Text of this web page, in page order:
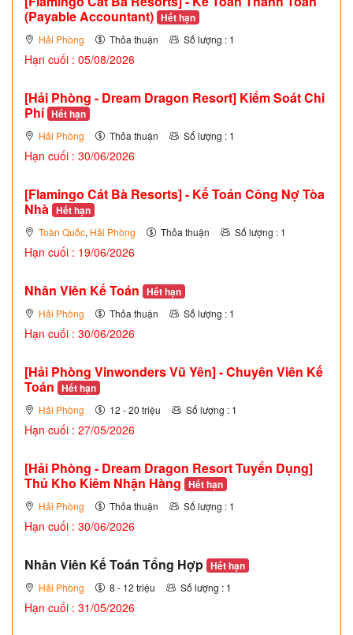
(Payable Accountant) Hết hạn
Hải Phòng Thỏa thuận Số lượng : 1
Hạn cuối : 05/08/2026
[Hải Phòng - Dream Dragon Resort] Kiểm Soát Chi
Phí Hết hạn
Hải Phòng Thỏa thuận Số lượng : 1
Hạn cuối : 30/06/2026
[Flamingo Cát Bà Resorts] - Kế Toán Công Nợ Tòa
Nhà Hết hạn
Toàn Quốc, Hải Phòng Thỏa thuận Số lượng : 1
Hạn cuối : 19/06/2026
Nhân Viên Kế Toán Hết hạn
Hải Phòng Thỏa thuận Số lượng : 1
Hạn cuối : 30/06/2026
[Hải Phòng Vinwonders Vũ Yên] - Chuyên Viên Kế
Toán Hết hạn
Hải Phòng 12 - 20 triệu Số lượng : 1
Hạn cuối : 27/05/2026
[Hải Phòng - Dream Dragon Resort Tuyển Dụng]
Thủ Kho Kiêm Nhận Hàng Hết hạn
Hải Phòng Thỏa thuận Số lượng : 1
Hạn cuối : 30/06/2026
Nhân Viên Kế Toán Tổng Hợp Hết hạn
Hải Phòng 8 - 12 triệu Số lượng : 1
Hạn cuối : 31/05/2026